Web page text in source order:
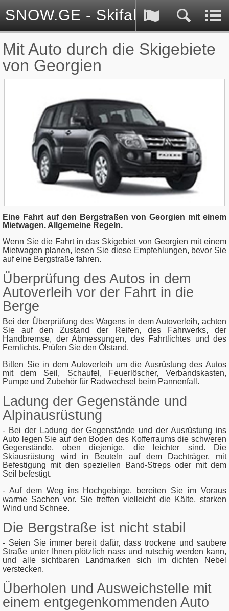
SNOW.GE - Skifahren in
Mit Auto durch die Skigebiete
von Georgien
Eine Fahrt auf den Bergstraßen von Georgien mit einem
Mietwagen. Allgemeine Regeln.
Wenn Sie die Fahrt in das Skigebiet von Georgien mit einem
Mietwagen planen, lesen Sie diese Empfehlungen, bevor Sie
auf eine Bergstraße fahren.
Überprüfung des Autos in dem
Autoverleih vor der Fahrt in die
Berge
Bei der Überprüfung des Wagens in dem Autoverleih, achten
Sie auf den Zustand der Reifen, des Fahrwerks, der
Handbremse, der Abmessungen, des Fahrtlichtes und des
Fernlichts. Prüfen Sie den Ölstand.
Bitten Sie in dem Autoverleih um die Ausrüstung des Autos
mit dem Seil, Schaufel, Feuerlöscher, Verbandskasten,
Pumpe und Zubehör für Radwechsel beim Pannenfall.
Ladung der Gegenstände und
Alpinausrüstung
- Bei der Ladung der Gegenstände und der Ausrüstung ins
Auto legen Sie auf den Boden des Kofferraums die schweren
Gegenstände, oben diejenige, die leichter sind. Die
Skiausrüstung wird in Beuteln auf dem Dachträger, mit
Befestigung mit den speziellen Band-Streps oder mit dem
Seil befestigt.
- Auf dem Weg ins Hochgebirge, bereiten Sie im Voraus
warme Sachen vor. Sie treffen vielleicht die Kälte, starken
Wind und Schnee.
Die Bergstraße ist nicht stabil
- Seien Sie immer bereit dafür, dass trockene und saubere
Straße unter Ihnen plötzlich nass und rutschig werden kann,
und alle sichtbaren Landmarken sich im dichten Nebel
verstecken.
Überholen und Ausweichstelle mit
einem entgegenkommenden Auto